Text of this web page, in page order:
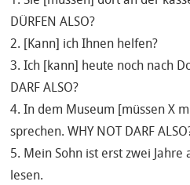
DÜRFEN ALSO?
2. [Kann] ich Ihnen helfen?
3. Ich [kann] heute noch nach
DARF ALSO?
4. In dem Museum [müssen X
sprechen. WHY NOT DARF
5. Mein Sohn ist erst zwei
lesen.